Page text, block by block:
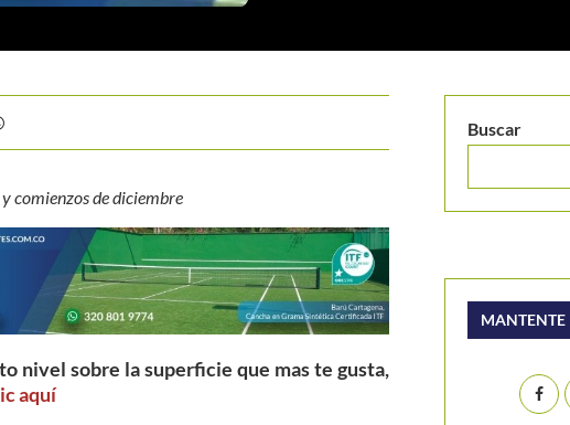
comienzos de diciembre
nivel sobre la superficie que mas te gusta,
aquí
Buscar
MANTENTE